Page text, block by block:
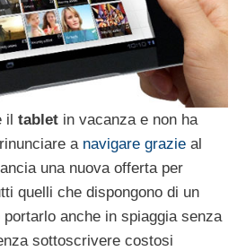
il tablet in vacanza e non ha
a navigare grazie al
una nuova offerta per
quelli che dispongono di un
anche in spiaggia senza
sottoscrivere costosi